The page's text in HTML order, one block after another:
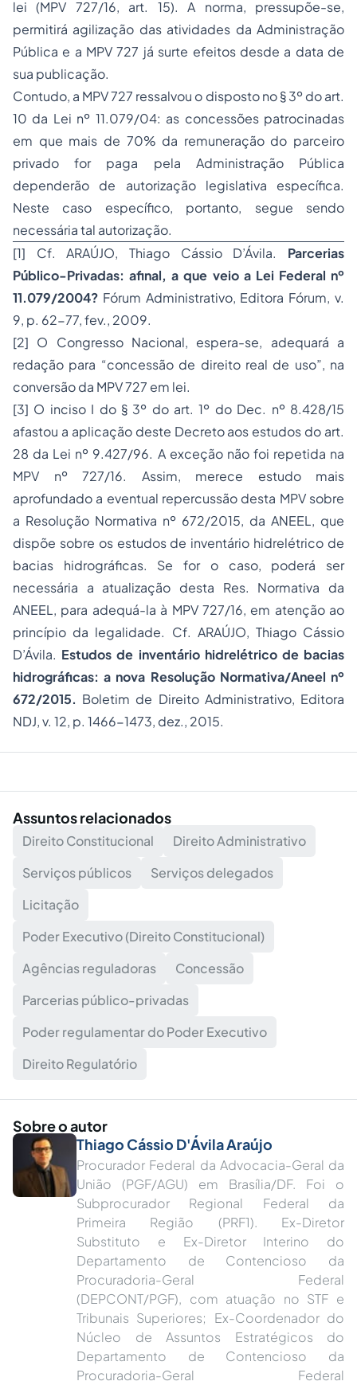
lei (MPV 727/16, art. 15). A norma, pressupõe-se,
permitirá agilização das atividades da Administração
Pública e a MPV 727 já surte efeitos desde a data de
sua publicação.
Contudo, a MPV 727 ressalvou o disposto no § 3º do art.
10 da Lei nº 11.079/04: as concessões patrocinadas
em que mais de 70% da remuneração do parceiro
privado for paga pela Administração Pública
dependerão de autorização legislativa específica.
Neste caso específico, portanto, segue sendo
necessária tal autorização.
[1] Cf. ARAÚJO, Thiago Cássio D’Ávila. Parcerias
Público-Privadas: afinal, a que veio a Lei Federal nº
11.079/2004? Fórum Administrativo, Editora Fórum, v.
9, p. 62-77, fev., 2009.
[2] O Congresso Nacional, espera-se, adequará a
redação para “concessão de direito real de uso”, na
conversão da MPV 727 em lei.
[3] O inciso I do § 3º do art. 1º do Dec. nº 8.428/15
afastou a aplicação deste Decreto aos estudos do art.
28 da Lei nº 9.427/96. A exceção não foi repetida na
MPV nº 727/16. Assim, merece estudo mais
aprofundado a eventual repercussão desta MPV sobre
a Resolução Normativa nº 672/2015, da ANEEL, que
dispõe sobre os estudos de inventário hidrelétrico de
bacias hidrográficas. Se for o caso, poderá ser
necessária a atualização desta Res. Normativa da
ANEEL, para adequá-la à MPV 727/16, em atenção ao
princípio da legalidade. Cf. ARAÚJO, Thiago Cássio
D’Ávila. Estudos de inventário hidrelétrico de bacias
hidrográﬁcas: a nova Resolução Normativa/Aneel nº
672/2015. Boletim de Direito Administrativo, Editora
NDJ, v. 12, p. 1466-1473, dez., 2015.
Assuntos relacionados
Direito Constitucional
Direito Administrativo
Serviços públicos
Serviços delegados
Licitação
Poder Executivo (Direito Constitucional)
Agências reguladoras
Concessão
Parcerias público-privadas
Poder regulamentar do Poder Executivo
Direito Regulatório
Sobre o autor
Thiago Cássio D'Ávila Araújo
Procurador Federal da Advocacia-Geral da
União (PGF/AGU) em Brasília/DF. Foi o
Subprocurador Regional Federal da
Primeira Região (PRF1). Ex-Diretor
Substituto e Ex-Diretor Interino do
Departamento de Contencioso da
Procuradoria-Geral Federal
(DEPCONT/PGF), com atuação no STF e
Tribunais Superiores; Ex-Coordenador do
Núcleo de Assuntos Estratégicos do
Departamento de Contencioso da
Procuradoria-Geral Federal